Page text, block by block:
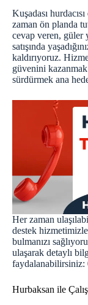
Kuşadası
zaman ön planda
cevap veren, güler
satışında
kaldırıyoruz.
güvenini
sürdürmek ana
Her zaman
destek
bulmanızı
ulaşarak detaylı
faydalanabilirsiniz:
Hurbaksan ile